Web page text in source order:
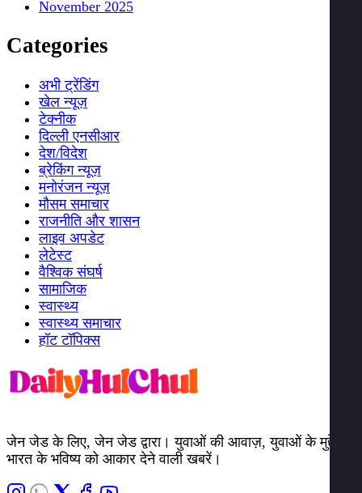
November 2025
Categories
अभी ट्रेंडिंग
खेल न्यूज़
टेक्नीक
दिल्ली एनसीआर
देश/विदेश
ब्रेकिंग न्यूज़
मनोरंजन न्यूज़
मौसम समाचार
राजनीति और शासन
लाइव अपडेट
लेटेस्ट
वैश्विक संघर्ष
सामाजिक
स्वास्थ्य
स्वास्थ्य समाचार
हॉट टॉपिक्स
जेन जेड के लिए, जेन जेड द्वारा। युवाओं की आवाज़, युवाओं के मुद्दे।
भारत के भविष्य को आकार देने वाली खबरें।